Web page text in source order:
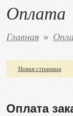
Оплата
Главная »
Новая страница
Оплата